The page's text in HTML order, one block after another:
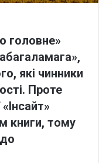
головне»
які чинники
Проте
книги, тому